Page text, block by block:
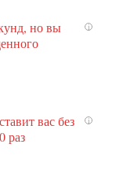
i
но вы
i
вас без
раз